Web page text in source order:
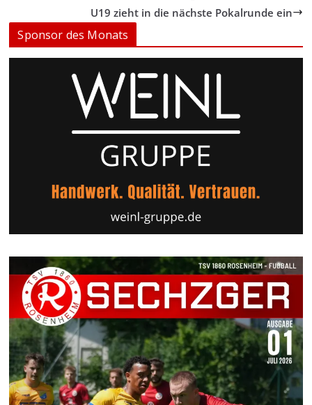
U19 zieht in die nächste Pokalrunde ein
Sponsor des Monats